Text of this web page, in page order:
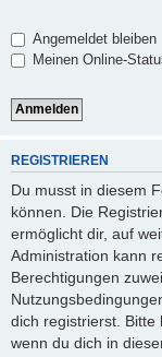
Angemeldet bleiben
Meinen Online-
REGISTRIEREN
Du musst in diesem
können. Die
ermöglicht dir, auf
Administration kann
Berechtigungen
dich registrierst. Bitte
wenn du dich in